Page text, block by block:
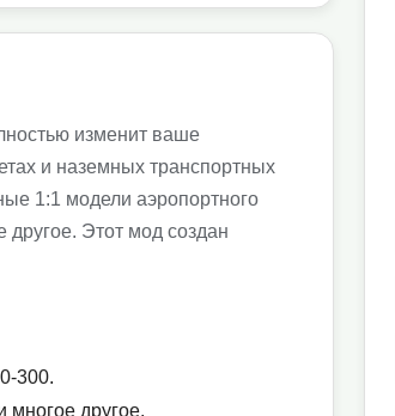
изменит ваше
и наземных транспортных
1:1 модели аэропортного
другое. Этот мод создан
300.
многое другое.